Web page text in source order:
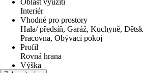
Oblast využití
Interiér
Vhodné pro prostory
Hala/ předsíň, Garáž, Kuchyně,
Pracovna, Obývací pokoj
Profil
Rovná hrana
Výška